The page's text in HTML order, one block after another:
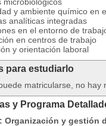
y ambiente químico en
analíticas integradas
en el entorno de
en centros de trabajo
y orientación laboral
para estudiarlo
matricularse, no hay
y Programa
Organización y gestión